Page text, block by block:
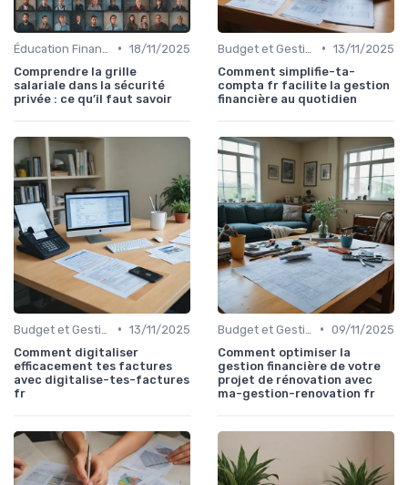
• 18/11/2025
Comprendre la grille
salariale dans la sécurité
privée : ce qu’il faut savoir
• 13/11/2025
Comment simplifie-ta-
compta fr facilite la gestion
financière au quotidien
• 13/11/2025
Comment digitaliser
efficacement tes factures
avec digitalise-tes-factures
fr
• 09/11/2025
Comment optimiser la
gestion financière de votre
projet de rénovation avec
ma-gestion-renovation fr